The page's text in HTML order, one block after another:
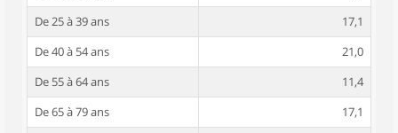
De 25 à 39 ans
17,1
De 40 à 54 ans
21,0
De 55 à 64 ans
11,4
De 65 à 79 ans
17,1